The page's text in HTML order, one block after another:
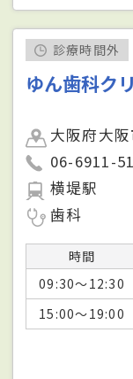
診療時間外
ゆん歯科ク
大阪府大
06-6911-
横堤駅
歯科
時間
09:30～12:30
15:00～19:00